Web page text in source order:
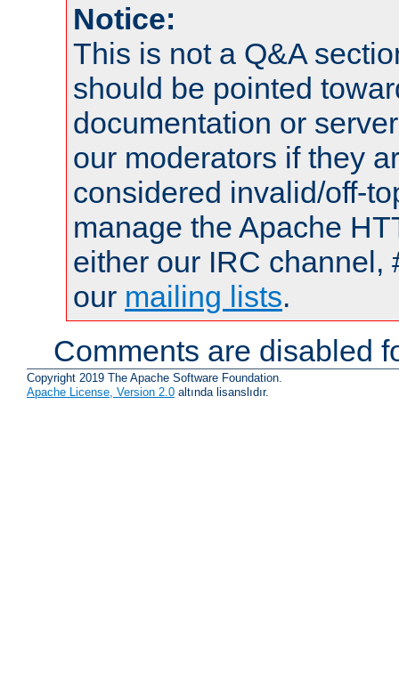
Notice:
This is not a Q&A
should be pointed
documentation or
our moderators if they
considered invalid/off-
manage the Apache
either our IRC channel,
our mailing lists.
Comments are disabled
Copyright 2019 The Apache Software Foundation.
Apache License, Version 2.0 altında lisanslıdır.